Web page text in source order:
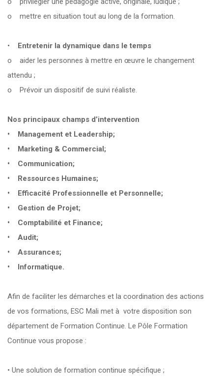
o mettre en situation tout au long de la formation.
• Entretenir la dynamique dans le temps
o aider les personnes à mettre en œuvre le changement
attendu ;
o Prévoir un dispositif de suivi réaliste.
Nos principaux champs d’intervention
• Management et Leadership;
• Marketing & Commercial;
• Communication;
• Ressources Humaines;
• Efficacité Professionnelle et Personnelle;
• Gestion de Projet;
• Comptabilité et Finance;
• Audit;
• Assurances;
• Informatique.
Afin de faciliter les démarches et la coordination des actions
de vos formations, ESC Mali met à votre disposition son
département de Formation Continue. Le Pôle Formation
Continue vous propose :
• Une solution de formation continue spécifique ;